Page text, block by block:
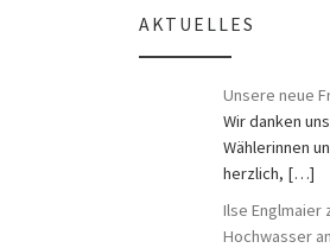
AKTUELLES
Unsere neue
Wir danken
Wählerinnen
herzlich, […]
Ilse Englmaier
Hochwasser